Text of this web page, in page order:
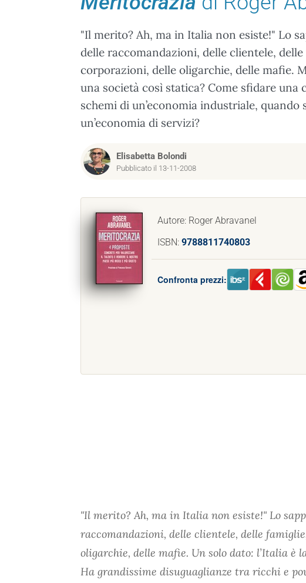
"Il merito? Ah, ma in Italia non esiste!" Lo
delle raccomandazioni, delle clientele,
corporazioni, delle oligarchie, delle mafie.
una società così statica? Come sfidare una
schemi di un’economia industriale,
un’economia di servizi?
Elisabetta Bolondi
Pubblicato il 13-11-2008
Autore: Roger Abravanel
ISBN: 9788811740803
Confronta prezzi:
"Il merito? Ah, ma in Italia non esiste!" Lo
raccomandazioni, delle clientele, delle
oligarchie, delle mafie. Un solo dato: l’Italia è
Ha grandissime disuguaglianze tra ricchi e